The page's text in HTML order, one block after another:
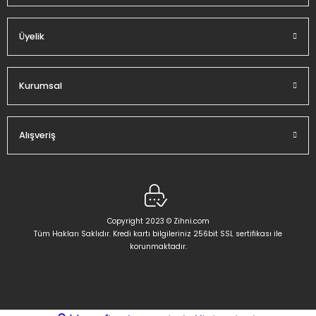
Üyelik
Kurumsal
Alışveriş
Copyright 2023 © Zihni.com
Tüm Hakları Saklıdır. Kredi kartı bilgileriniz 256bit SSL sertifikası ile
korunmaktadır.